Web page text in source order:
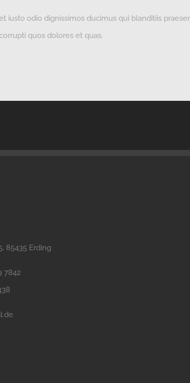
iusto odio dignissimos ducimus qui blanditiis
quos dolores et quas.
85435 Erding
7842